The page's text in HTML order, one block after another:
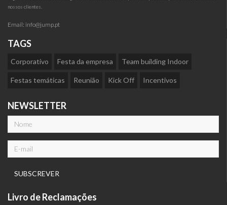
negociando com uma extensa gama de fornecedores sempre em representação dos interesses dos
NEWSLETTER